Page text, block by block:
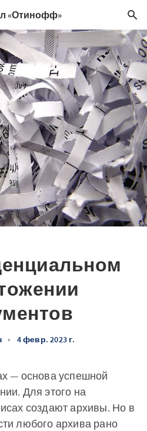
«Отинофф»
• 4 февр. 2023 г.
— основа успешной
Для этого на
создают архивы. Но в
любого архива рано